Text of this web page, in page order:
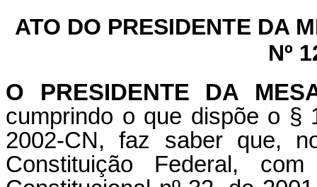
ATO DO PRESIDENTE DA
Nº
O PRESIDENTE DA
cumprindo o que dispõe o §
2002-CN, faz saber que,
Constituição Federal,